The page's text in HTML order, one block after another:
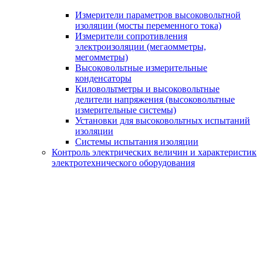
Измерители параметров высоковольтной
изоляции (мосты переменного тока)
Измерители сопротивления
электроизоляции (мегаомметры,
мегомметры)
Высоковольтные измерительные
конденсаторы
Киловольтметры и высоковольтные
делители напряжения (высоковольтные
измерительные системы)
Установки для высоковольтных испытаний
изоляции
Системы испытания изоляции
Контроль электрических величин и характеристик
электротехнического оборудования